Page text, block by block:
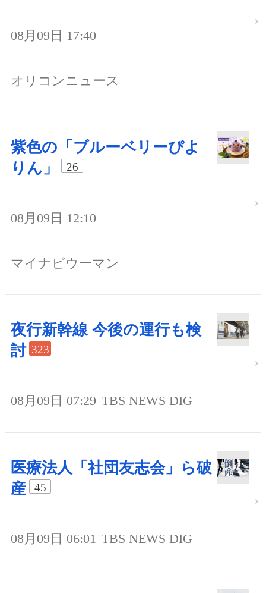
08月09日 17:40
オリコンニュース
紫色の「ブルーベリーぴよ
りん」
26
08月09日 12:10
マイナビウーマン
夜行新幹線 今後の運行も検
討 323
08月09日 07:29 TBS NEWS DIG
医療法人「社団友志会」ら破
産
45
08月09日 06:01 TBS NEWS DIG